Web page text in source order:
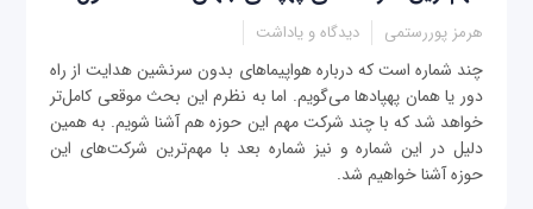
هرمز پوررستمی دیدگاه و یاداشت
چند شماره است که درباره هواپیماهای بدون سرنشین هدایت از راه
دور یا همان پهپادها می‌گویم. اما به نظرم این بحث موقعی کامل‌تر
خواهد شد که با چند شرکت مهم این حوزه هم آشنا شویم. به همین
دلیل در این شماره و نیز شماره بعد با مهم‌ترین شرکت‌های این
حوزه آشنا خواهیم شد.